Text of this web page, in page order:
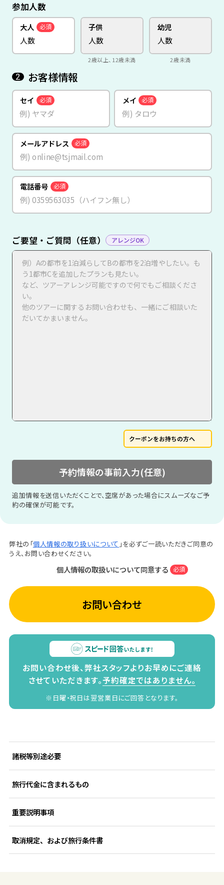
参加人数
大人 必須 子供
2歳以上、12歳未満
幼児
2歳未満
2 お客様情報
セイ 必須 メイ 必須
メールアドレス 必須
電話番号 必須
ご要望・ご質問（任意） アレンジOK
クーポンをお持ちの方へ
予約情報の事前入力(任意)
追加情報を送信いただくことで、空席があった場合にスムーズなご予
約の確保が可能です。
弊社の「個人情報の取り扱いについて 」を必ずご一読いただきご同意の
うえ、お問い合わせください。
個人情報の取扱いについて同意する 必須
お問い合わせ
お問い合わせ後、弊社スタッフよりお早めにご連絡
させていただきます。予約確定ではありません。
※日曜・祝日は翌営業日にご回答となります。
諸税等別途必要
旅行代金に含まれるもの
重要説明事項
取消規定、および旅行条件書